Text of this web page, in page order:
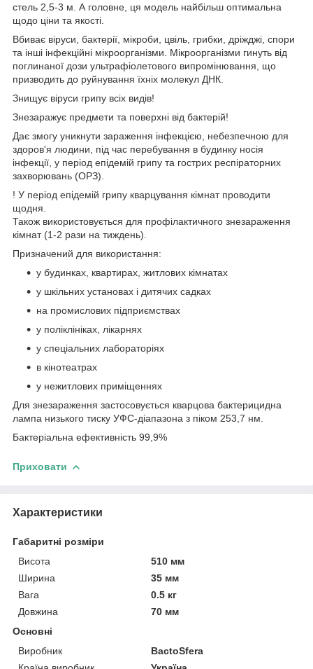
стель 2,5-3 м. А головне, ця модель найбільш оптимальна
щодо ціни та якості.
Вбиває віруси, бактерії, мікроби, цвіль, грибки, дріжджі, спори
та інші інфекційні мікроорганізми. Мікроорганізми гинуть від
поглинаної дози ультрафіолетового випромінювання, що
призводить до руйнування їхніх молекул ДНК.
Знищує віруси грипу всіх видів!
Знезаражує предмети та поверхні від бактерій!
Дає змогу уникнути зараження інфекцією, небезпечною для
здоров'я людини, під час перебування в будинку носія
інфекції, у період епідемій грипу та гострих респіраторних
захворювань (ОРЗ).
! У період епідемій грипу кварцування кімнат проводити
щодня.
Також використовується для профілактичного знезараження
кімнат (1-2 рази на тиждень).
Призначений для використання:
у будинках, квартирах, житлових кімнатах
у шкільних установах і дитячих садках
на промислових підприємствах
у поліклініках, лікарнях
у спеціальних лабораторіях
в кінотеатрах
у нежитлових приміщеннях
Для знезараження застосовується кварцова бактерицидна
лампа низького тиску УФС-діапазона з піком 253,7 нм.
Бактеріальна ефективність 99,9%
Приховати
Характеристики
Габаритні розміри
Висота
510 мм
Ширина
35 мм
Вага
0.5 кг
Довжина
70 мм
Основні
Виробник
BactoSfera